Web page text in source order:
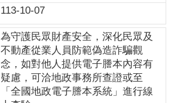
113-10-07
為守護民眾財產安全，深化民眾及
不動產從業人員防範偽造詐騙觀
念，如對他人提供電子謄本內容有
疑慮，可洽地政事務所查證或至
「全國地政電子謄本系統」進行線